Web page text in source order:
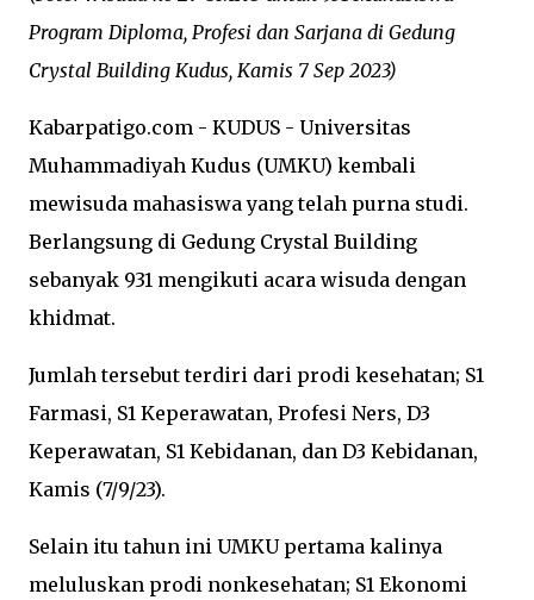
Program Diploma, Profesi dan Sarjana di Gedung
Crystal Building Kudus, Kamis 7 Sep 2023)
Kabarpatigo.com - KUDUS - Universitas
Muhammadiyah Kudus (UMKU) kembali
mewisuda mahasiswa yang telah purna studi.
Berlangsung di Gedung Crystal Building
sebanyak 931 mengikuti acara wisuda dengan
khidmat.
Jumlah tersebut terdiri dari prodi kesehatan; S1
Farmasi, S1 Keperawatan, Profesi Ners, D3
Keperawatan, S1 Kebidanan, dan D3 Kebidanan,
Kamis (7/9/23).
Selain itu tahun ini UMKU pertama kalinya
meluluskan prodi nonkesehatan; S1 Ekonomi